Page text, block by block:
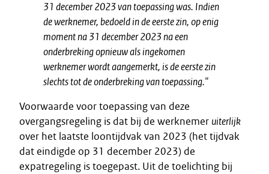
31 december 2023 van toepassing was. Indien
de werknemer, bedoeld in de eerste zin, op enig
moment na 31 december 2023 na een
onderbreking opnieuw als ingekomen
werknemer wordt aangemerkt, is de eerste zin
slechts tot de onderbreking van toepassing."
Voorwaarde voor toepassing van deze
overgangsregeling is dat bij de werknemer uiterlijk
over het laatste loontijdvak van 2023 (het tijdvak
dat eindigde op 31 december 2023) de
expatregeling is toegepast. Uit de toelichting bij